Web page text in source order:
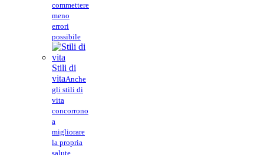
commettere
meno
errori
possibile
Stili di
vitaAnche
gli stili di
vita
concorrono
a
migliorare
la propria
salute